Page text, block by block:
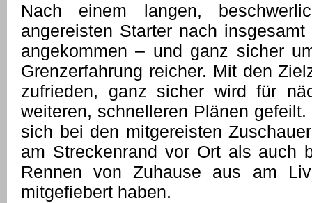
Nach einem langen,
angereisten Starter nach
angekommen – und ganz sicher
Grenzerfahrung reicher. Mit den
zufrieden, ganz sicher wird für
weiteren, schnelleren Plänen
sich bei den mitgereisten
am Streckenrand vor Ort als auch
Rennen von Zuhause aus am
mitgefiebert haben.